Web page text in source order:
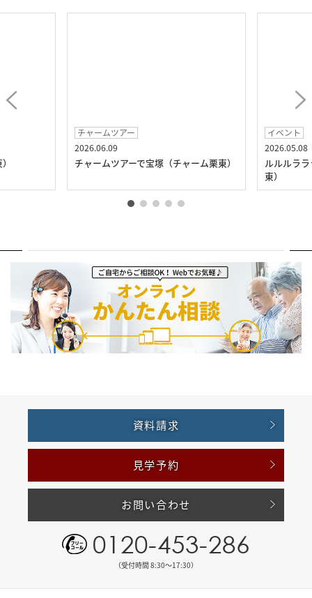
チャームツアー
2026.06.09
チャームツアーで宝塚（チャーム栗東）
イベント
2026.05.08
ルルルラ
東）
資料請求
見学予約
お問い合わせ
0120-453-286
（受付時間 8:30〜17:30）